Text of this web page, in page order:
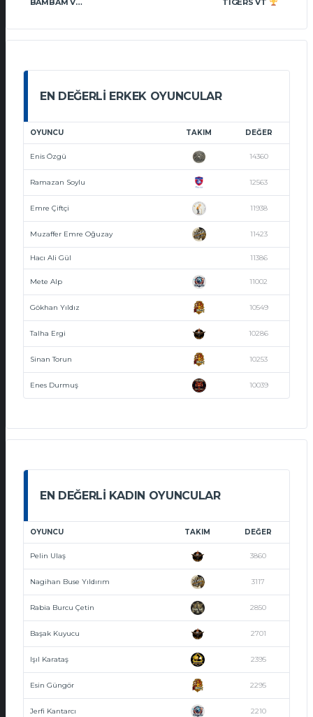
BAMBAM VOLLEY TIGERS VT
EN DEĞERLI ERKEK OYUNCULAR
OYUNCU TAKIM DEĞER
Enis Özgü 14360
Ramazan Soylu 12563
Emre Çiftçi 11938
Muzaffer Emre Oğuzay 11423
Hacı Ali Gül 11386
Mete Alp 11002
Gökhan Yıldız 10549
Talha Ergi 10286
Sinan Torun 10253
Enes Durmuş 10039
EN DEĞERLI KADIN OYUNCULAR
OYUNCU TAKIM DEĞER
Pelin Ulaş 3860
Nagihan Buse Yıldırım 3117
Rabia Burcu Çetin 2850
Başak Kuyucu 2701
Işıl Karataş 2395
Esin Güngör 2295
Jerfi Kantarcı 2210